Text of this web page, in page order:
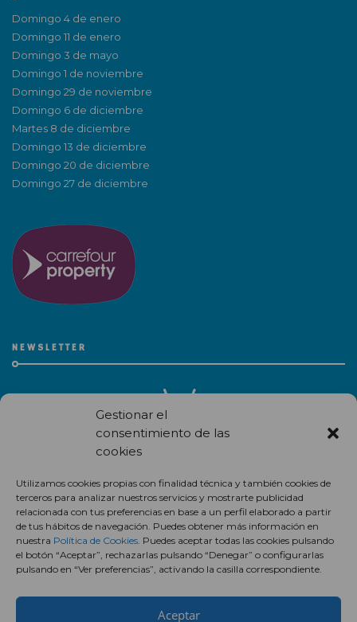
Gestionar el
consentimiento de las
cookies
Utilizamos cookies propias con finalidad técnica y también cookies de
terceros para analizar nuestros servicios y mostrarte publicidad
relacionada con tus preferencias en base a un perfil elaborado a partir
de tus hábitos de navegación. Puedes obtener más información en
nuestra Política de Cookies. Puedes aceptar todas las cookies pulsando
el botón “Aceptar”, rechazarlas pulsando “Denegar” o configurarlas
pulsando en “Ver preferencias”, activando la casilla correspondiente.
Aceptar
Domingo 4 de enero
Domingo 11 de enero
Domingo 3 de mayo
Domingo 1 de noviembre
Domingo 29 de noviembre
Domingo 6 de diciembre
Martes 8 de diciembre
Domingo 13 de diciembre
Domingo 20 de diciembre
Domingo 27 de diciembre
NEWSLETTER
centro comercial.
Suscríbete